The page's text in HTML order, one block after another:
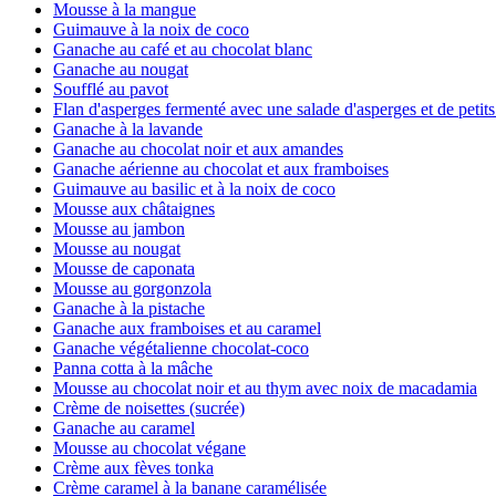
Mousse à la mangue
Guimauve à la noix de coco
Ganache au café et au chocolat blanc
Ganache au nougat
Soufflé au pavot
Flan d'asperges fermenté avec une salade d'asperges et de
Ganache à la lavande
Ganache au chocolat noir et aux amandes
Ganache aérienne au chocolat et aux framboises
Guimauve au basilic et à la noix de coco
Mousse aux châtaignes
Mousse au jambon
Mousse au nougat
Mousse de caponata
Mousse au gorgonzola
Ganache à la pistache
Ganache aux framboises et au caramel
Ganache végétalienne chocolat-coco
Panna cotta à la mâche
Mousse au chocolat noir et au thym avec noix de macadamia
Crème de noisettes (sucrée)
Ganache au caramel
Mousse au chocolat végane
Crème aux fèves tonka
Crème caramel à la banane caramélisée